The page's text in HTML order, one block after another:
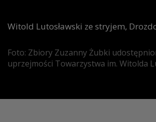
Witold Lutosławski ze stryjem,
Foto: Zbiory Zuzanny Żubki
uprzejmości Towarzystwa im. Witolda